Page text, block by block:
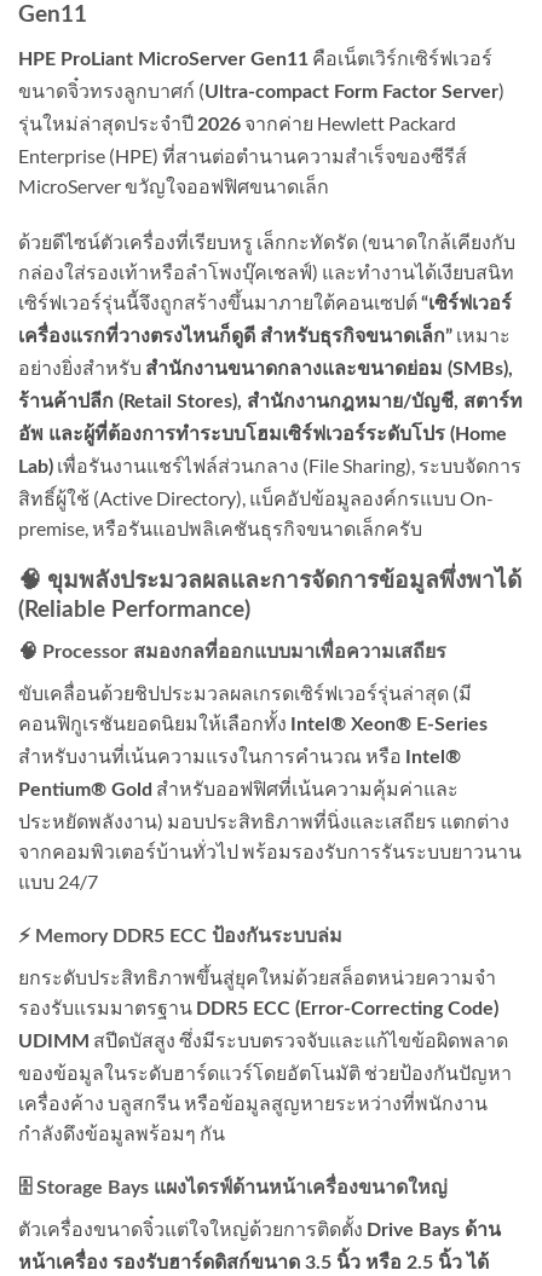
Gen11
HPE ProLiant MicroServer Gen11 คือเน็ตเวิร์กเซิร์ฟเวอร์
ขนาดจิ๋วทรงลูกบาศก์ (Ultra-compact Form Factor Server)
รุ่นใหม่ล่าสุดประจำปี 2026 จากค่าย Hewlett Packard
Enterprise (HPE) ที่สานต่อตำนานความสำเร็จของซีรีส์
MicroServer ขวัญใจออฟฟิศขนาดเล็ก
ด้วยดีไซน์ตัวเครื่องที่เรียบหรู เล็กกะทัดรัด (ขนาดใกล้เคียงกับ
กล่องใส่รองเท้าหรือลำโพงบุ๊คเชลฟ์) และทำงานได้เงียบสนิท
เซิร์ฟเวอร์รุ่นนี้จึงถูกสร้างขึ้นมาภายใต้คอนเซปต์“เซิร์ฟเวอร์
เครื่องแรกที่วางตรงไหนก็ดูดี สำหรับธุรกิจขนาดเล็ก” เหมาะ
อย่างยิ่งสำหรับ สำนักงานขนาดกลางและขนาดย่อม (SMBs),
ร้านค้าปลีก (Retail Stores), สำนักงานกฎหมาย/บัญชี, สตาร์ท
อัพ และผู้ที่ต้องการทำระบบโฮมเซิร์ฟเวอร์ระดับโปร (Home
Lab) เพื่อรันงานแชร์ไฟล์ส่วนกลาง (File Sharing), ระบบจัดการ
สิทธิ์ผู้ใช้ (Active Directory), แบ็คอัปข้อมูลองค์กรแบบ On-
premise, หรือรันแอปพลิเคชันธุรกิจขนาดเล็กครับ
🧠 ขุมพลังประมวลผลและการจัดการข้อมูลพึ่งพาได้
(Reliable Performance)
🧠 Processor สมองกลที่ออกแบบมาเพื่อความเสถียร
ขับเคลื่อนด้วยชิปประมวลผลเกรดเซิร์ฟเวอร์รุ่นล่าสุด (มี
คอนฟิกูเรชันยอดนิยมให้เลือกทั้ง
Intel® Xeon® E-Series
สำหรับงานที่เน้นความแรงในการคำนวณ หรือ
Intel®
Pentium® Gold สำหรับออฟฟิศที่เน้นความคุ้มค่าและ
ประหยัดพลังงาน) มอบประสิทธิภาพที่นิ่งและเสถียร แตกต่าง
จากคอมพิวเตอร์บ้านทั่วไป พร้อมรองรับการรันระบบยาวนาน
แบบ 24/7
⚡ Memory DDR5 ECC ป้องกันระบบล่ม
ยกระดับประสิทธิภาพขึ้นสู่ยุคใหม่ด้วยสล็อตหน่วยความจำ
รองรับแรมมาตรฐาน DDR5 ECC (Error-Correcting Code)
UDIMM สปีดบัสสูง ซึ่งมีระบบตรวจจับและแก้ไขข้อผิดพลาด
ของข้อมูลในระดับฮาร์ดแวร์โดยอัตโนมัติ ช่วยป้องกันปัญหา
เครื่องค้าง บลูสกรีน หรือข้อมูลสูญหายระหว่างที่พนักงาน
กำลังดึงข้อมูลพร้อมๆ กัน
🗄️ Storage Bays แผงไดรฟ์ด้านหน้าเครื่องขนาดใหญ่
ตัวเครื่องขนาดจิ๋วแต่ใจใหญ่ด้วยการติดตั้ง Drive Bays ด้าน
หน้าเครื่อง รองรับฮาร์ดดิสก์ขนาด 3.5 นิ้ว หรือ 2.5 นิ้ว ได้